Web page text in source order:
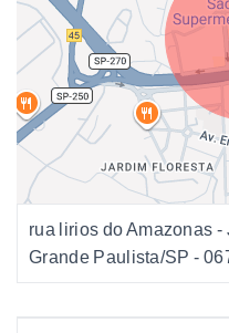
rua lirios do Amazonas
Grande Paulista/SP -